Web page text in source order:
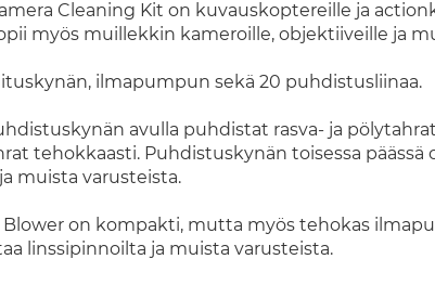
Cleaning Kit on kuvauskoptereille ja
myös muillekkin kameroille, objektiiveille ja
ilmapumpun sekä 20 puhdistusliinaa.
avulla puhdistat rasva- ja
tehokkaasti. Puhdistuskynän toisessa päässä
muista varusteista.
Blower on kompakti, mutta myös tehokas
linssipinnoilta ja muista varusteista.